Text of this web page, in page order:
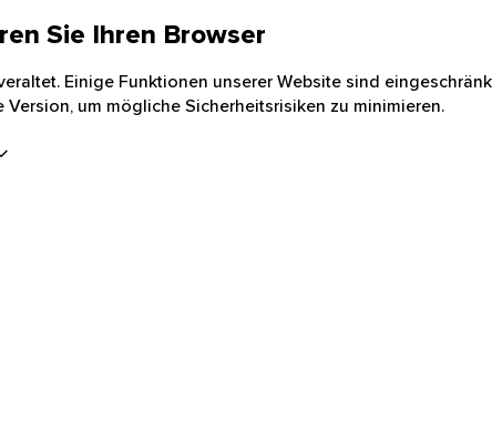
Sie Ihren Browser
Einige Funktionen unserer Website sind
Version, um mögliche Sicherheitsrisiken zu minimieren.